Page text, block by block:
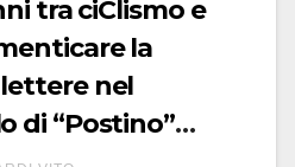
tra ciClismo e
la
nel
di “Postino”